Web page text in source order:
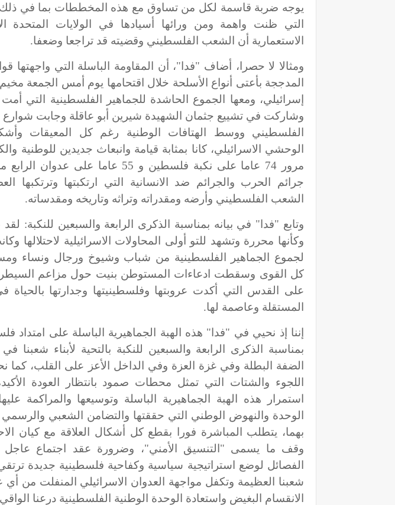
يوجه ضربة قاسمة لكل من تساوق مع هذه المخططات بما في ذلك
التي ظنت واهمة ومن ورائها أسيادها في الولايات المتحدة
الاستعمارية أن الشعب الفلسطيني وقضيته قد تراجعا وضعفا.
ومثالا لا حصرا، أضاف "فدا"، أن المقاومة الباسلة التي واجهتها
المدججة بأعتى أنواع الأسلحة خلال اقتحامها يوم أمس الجمعة
إسرائيلي، ومعها الجموع الحاشدة للجماهير الفلسطينية التي
وشاركت في تشييع جثمان الشهيدة شيرين أبو عاقلة وجابت شوارع
الفلسطيني ووسط الهتافات الوطنية رغم كل المعيقات
الوحشي الاسرائيلي، كانا بمثابة قيامة وانبعاث جديدين للوطنية
مرور 74 عاما على نكبة فلسطين و 55 عاما
جرائم الحرب والجرائم ضد الانسانية التي ارتكبتها وترتكبها
الشعب الفلسطيني وأرضه ومقدراته وتراثه وتاريخه ومقدساته.
وتابع "فدا" في بيانه بمناسبة الذكرى الرابعة والسبعين للنكبة:
وكأنها محررة وتشهد للتو أولى المحاولات الاسرائيلية لاحتلالها
لجموع الجماهير الفلسطينية من شباب وشيوخ ورجال ونساء
كل القوى وسقطت ادعاءات المستوطن بنيت حول مزاعم السيطرة
على القدس التي أكدت عروبتها وفلسطينيتها وجدارتها
المستقلة وعاصمة لها.
إننا إذ نحيي في "فدا" هذه الهبة الجماهيرية الباسلة على امتداد
بمناسبة الذكرى الرابعة والسبعين للنكبة بالتحية لأبناء
الضفة البطلة وفي غزة العزة وفي الداخل الأعز على القلب، كما
اللجوء والشتات التي تمثل محطات صمود بانتظار العودة
استمرار هذه الهبة الجماهيرية الباسلة وتوسيعها والمراكمة
الوحدة والنهوض الوطني التي حققتها والتضامن الشعبي والرسمي
بهما، يتطلب المباشرة فورا بقطع كل أشكال العلاقة مع كيان
وقف ما يسمى "التنسيق الأمني"، وضرورة عقد اجتماع عاجل
الفصائل لوضع استراتيجية سياسية وكفاحية فلسطينية جديدة
شعبنا العظيمة وتكفل مواجهة العدوان الاسرائيلي المنفلت من أي
الانقسام البغيض واستعادة الوحدة الوطنية الفلسطينية درعنا الواقي